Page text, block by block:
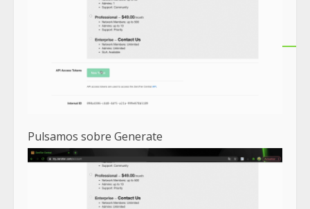
Pulsamos sobre Generate